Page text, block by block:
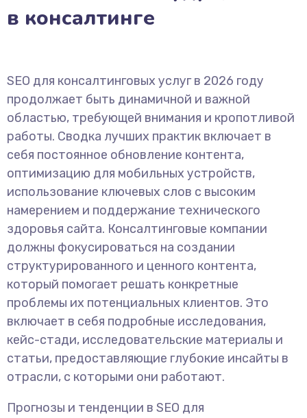
в консалтинге
SEO для консалтинговых услуг в 2026 году
продолжает быть динамичной и важной
областью, требующей внимания и кропотливой
работы. Сводка лучших практик включает в
себя постоянное обновление контента,
оптимизацию для мобильных устройств,
использование ключевых слов с высоким
намерением и поддержание технического
здоровья сайта. Консалтинговые компании
должны фокусироваться на создании
структурированного и ценного контента,
который помогает решать конкретные
проблемы их потенциальных клиентов. Это
включает в себя подробные исследования,
кейс-стади, исследовательские материалы и
статьи, предоставляющие глубокие инсайты в
отрасли, с которыми они работают.
Прогнозы и тенденции в SEO для